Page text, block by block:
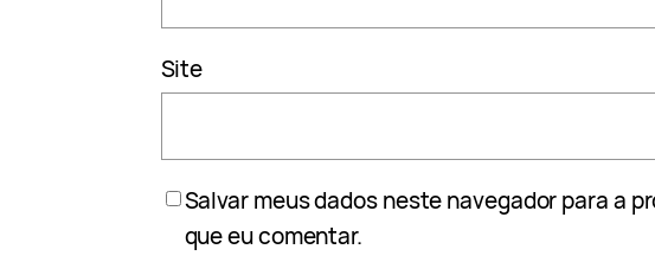
Site
Salvar meus dados neste navegador para a
que eu comentar.